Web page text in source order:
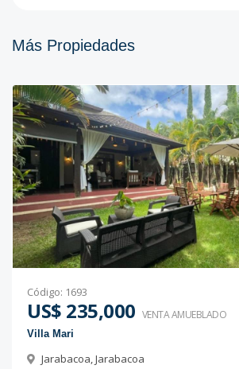
Más Propiedades
Código: 1693
US$ 235,000 VENTA AMUEBLADO
Villa Mari
Jarabacoa,Jarabacoa